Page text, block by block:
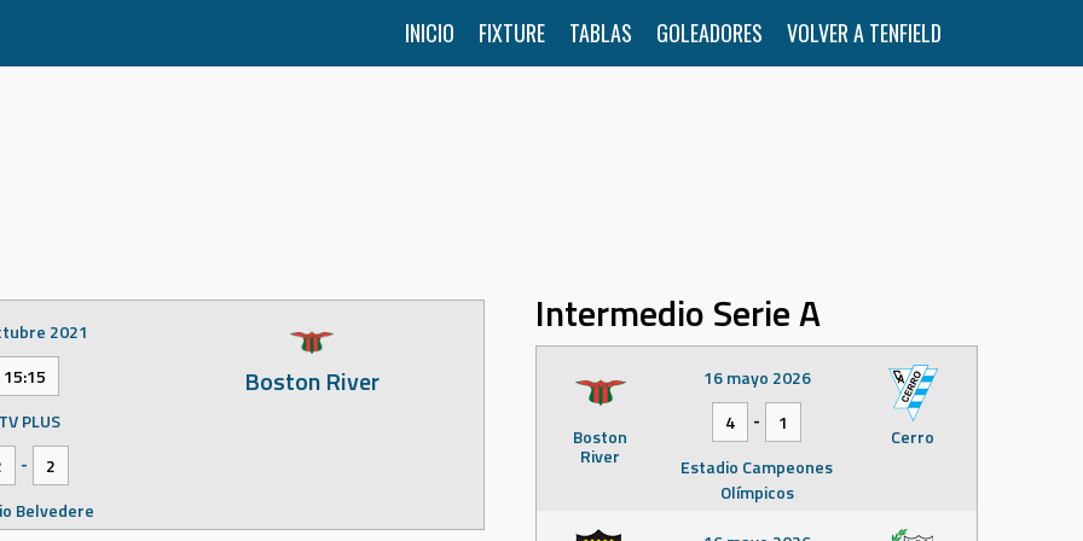
INICIO FIXTURE TABLAS GOLEADORES VOLVER A TENFIELD
Boston River
2021
15:15
PLUS
-
2
Belvedere
Intermedio Serie A
Boston
River
Cerro
16 mayo 2026
4
-
1
Estadio Campeones
Olímpicos